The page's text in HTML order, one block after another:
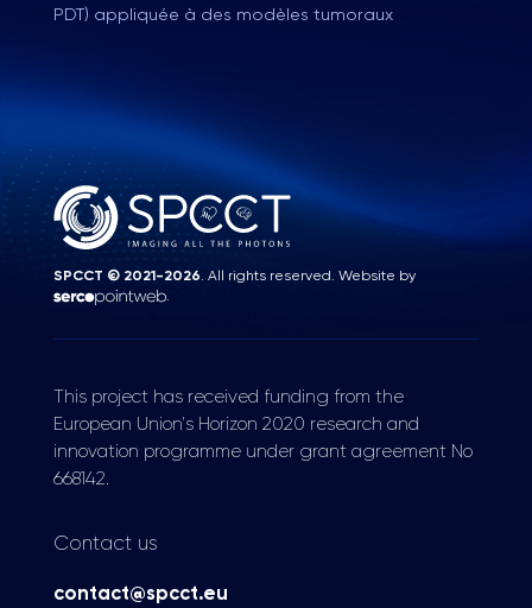
PDT) appliquée à des modèles tumoraux
SPCCT © 2021-2026. All rights reserved. Website by
.
This project has received funding from the
European Union's Horizon 2020 research and
innovation programme under grant agreement No
668142.
Contact us
contact@spcct.eu